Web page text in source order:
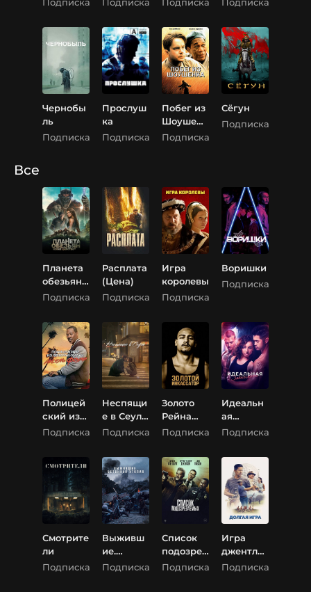
2
Чернобы
ль
Подписка
Прослуш
ка
Подписка
Побег из
Шоушенк
а
Подписка
Сёгун
Подписка
Все
Планета
обезьян:
Новое
Подписка
Расплата
(Цена)
Подписка
Игра
королевы
Подписка
Воришки
Подписка
Полицей
ский из
Беверли-
Фоули
Подписка
Неспящи
е в Сеуле
(Одиноки
Сеуле)
Подписка
Золото
Рейна
(Золотой
ор)
Подписка
Идеальн
ая
зависимо
Подписка
Смотрите
ли
Подписка
Выживш
ие.
Бетонная
Подписка
Список
подозрев
аемых
Подписка
Игра
джентль
менов
Подписка